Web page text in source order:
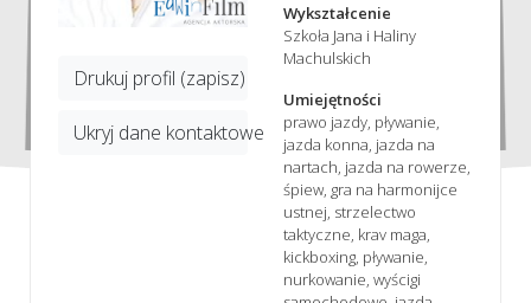
Drukuj profil (zapisz)
Ukryj dane kontaktowe
Wykształcenie
Szkoła Jana i Haliny
Machulskich
Umiejętności
prawo jazdy, pływanie,
jazda konna, jazda na
nartach, jazda na rowerze,
śpiew, gra na harmonijce
ustnej, strzelectwo
taktyczne, krav maga,
kickboxing, pływanie,
nurkowanie, wyścigi